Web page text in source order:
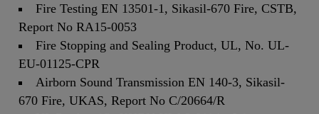
Fire Testing EN 13501-1, Sikasil-670 Fire, CSTB,
Report No RA15-0053
Fire Stopping and Sealing Product, UL, No. UL-
EU-01125-CPR
Airborn Sound Transmission EN 140-3, Sikasil-
670 Fire, UKAS, Report No C/20664/R